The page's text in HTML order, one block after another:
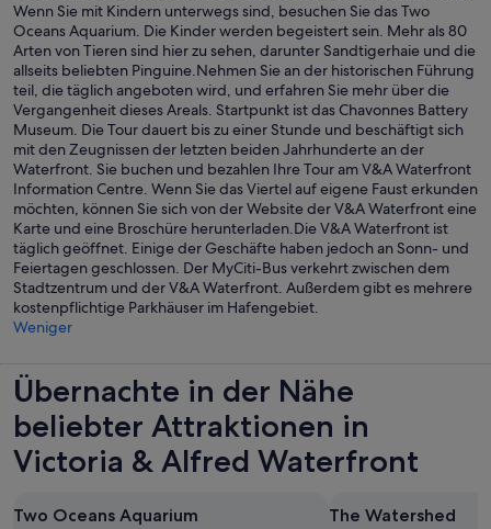
Wenn Sie mit Kindern unterwegs sind, besuchen Sie das Two
Oceans Aquarium. Die Kinder werden begeistert sein. Mehr als 80
Arten von Tieren sind hier zu sehen, darunter Sandtigerhaie und die
allseits beliebten Pinguine.Nehmen Sie an der historischen Führung
teil, die täglich angeboten wird, und erfahren Sie mehr über die
Vergangenheit dieses Areals. Startpunkt ist das Chavonnes Battery
Museum. Die Tour dauert bis zu einer Stunde und beschäftigt sich
mit den Zeugnissen der letzten beiden Jahrhunderte an der
Waterfront. Sie buchen und bezahlen Ihre Tour am V&A Waterfront
Information Centre. Wenn Sie das Viertel auf eigene Faust erkunden
möchten, können Sie sich von der Website der V&A Waterfront eine
Karte und eine Broschüre herunterladen.Die V&A Waterfront ist
täglich geöffnet. Einige der Geschäfte haben jedoch an Sonn- und
Feiertagen geschlossen. Der MyCiti-Bus verkehrt zwischen dem
Stadtzentrum und der V&A Waterfront. Außerdem gibt es mehrere
kostenpflichtige Parkhäuser im Hafengebiet.
Weniger
Übernachte in der Nähe
beliebter Attraktionen in
Victoria & Alfred Waterfront
Two Oceans Aquarium The Watershed